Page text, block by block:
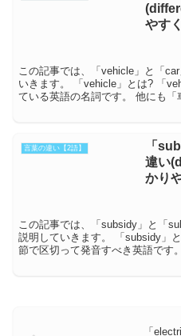
やす
この記事では、「vehicle」と「
いきます。 「vehicle」とは? 「vehicle」とは、「乗り物」を意味し
ている英語の名詞です。 他にも「
言葉の違い【2語】
「
違い
かり
この記事では、「subsidy」と「
説明していきます。 「subsidy」とは? subsidyは、sub・si・dyと音
節で区切って発音すべき英語です
「